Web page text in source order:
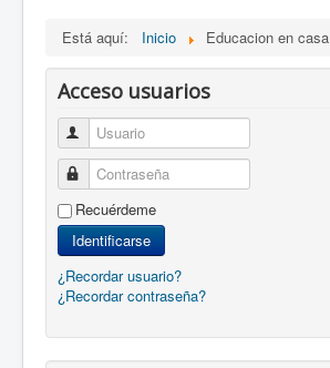
Está aquí: Inicio Educacion en casa
Acceso usuarios
Usuario
Contraseña
Recuérdeme
Identificarse
¿Recordar usuario?
¿Recordar contraseña?